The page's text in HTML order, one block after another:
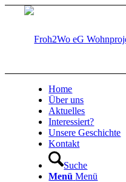
Home
Über uns
Aktuelles
Interessiert?
Unsere Geschichte
Kontakt
Suche
Menü Menü